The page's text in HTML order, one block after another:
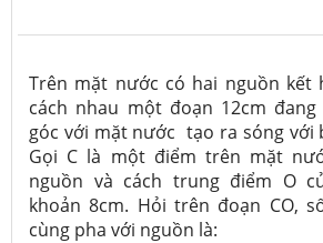
Trên mặt nước có hai nguồn kết
cách nhau một đoạn 12cm
góc với mặt nước tạo ra sóng với
Gọi C là một điểm trên mặt
nguồn và cách trung điểm O
khoản 8cm. Hỏi trên đoạn CO,
cùng pha với nguồn là: